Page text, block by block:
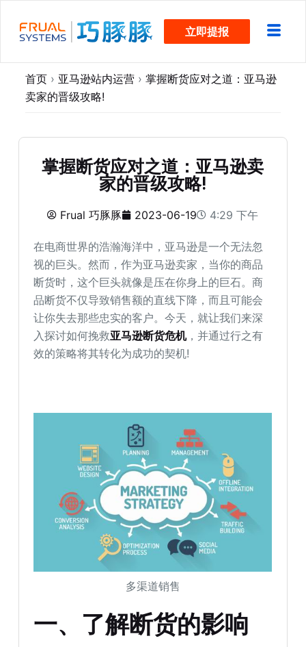
过
立即提报
首页 › 亚马逊站内运营 › 掌握断货应对之道：亚马逊
卖家的晋级攻略!
掌握断货应对之道：亚马逊卖
家的晋级攻略!
Frual 巧豚豚 2023-06-19 4:29 下午
在电商世界的浩瀚海洋中，亚马逊是一个无法忽
视的巨头。然而，作为亚马逊卖家，当你的商品
断货时，这个巨头就像是压在你身上的巨石。商
品断货不仅导致销售额的直线下降，而且可能会
让你失去那些忠实的客户。今天，就让我们来深
入探讨如何挽救亚马逊断货危机，并通过行之有
效的策略将其转化为成功的契机!
多渠道销售
一、了解断货的影响